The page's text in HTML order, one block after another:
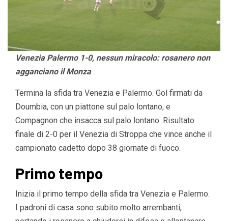
Venezia Palermo 1-0, nessun miracolo: rosanero non
agganciano il Monza
Termina la sfida tra Venezia e Palermo. Gol firmati da
Doumbia, con un piattone sul palo lontano, e
Compagnon che insacca sul palo lontano. Risultato
finale di 2-0 per il Venezia di Stroppa che vince anche il
campionato cadetto dopo 38 giornate di fuoco.
Primo tempo
Inizia il primo tempo della sfida tra Venezia e Palermo.
I padroni di casa sono subito molto arrembanti,